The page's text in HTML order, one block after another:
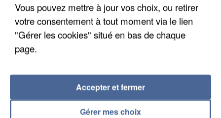
LES DONNÉES DE 300 000 CLIENTS DÉROBÉES À
Vous pouvez mettre à jour vos choix, ou retirer
votre consentement à tout moment via le lien
"Gérer les cookies" situé en bas de chaque
page.
Gérer mes choix
Accepter et fermer